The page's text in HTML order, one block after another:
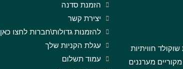
חוויתיות
מערננים
הזמנת סדנה
יצירת קשר
להזמנות גדולות\חברות לחצו כאן
עגלת הקניות שלך
עמוד תשלום